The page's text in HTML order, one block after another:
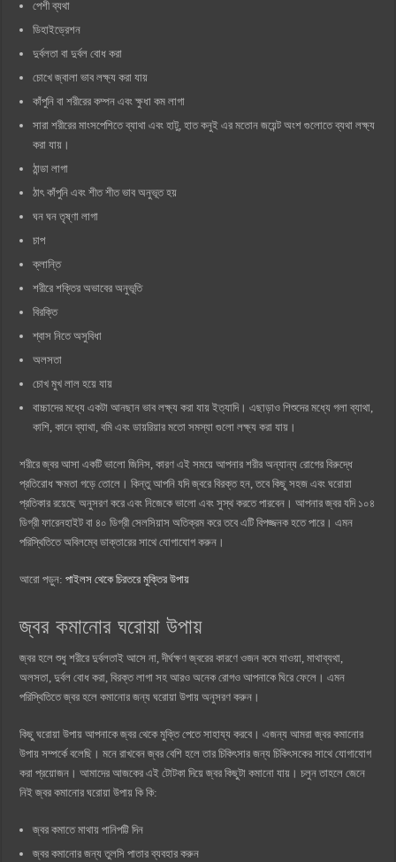
পেশী ব্যথা
ডিহাইড্রেশন
দুর্বলতা বা দুর্বল বোধ করা
চোখে জ্বালা ভাব লক্ষ্য করা যায়
কাঁপুনি বা শরীরের কম্পন এবং ক্ষুধা কম লাগা
সারা শরীরের মাংসপেশিতে ব্যাথা এবং হাটু, হাত কনুই এর মতোন জয়েন্ট অংশ গুলোতে ব্যথা লক্ষ্য
করা যায়।
ঠান্ডা লাগা
ঠাৎ কাঁপুনি এবং শীত শীত ভাব অনুভূত হয়
ঘন ঘন তৃষ্ণা লাগা
চাপ
ক্লান্তি
শরীরে শক্তির অভাবের অনুভূতি
বিরক্তি
শ্বাস নিতে অসুবিধা
অলসতা
চোখ মুখ লাল হয়ে যায়
বাচ্চাদের মধ্যে একটা আনছান ভাব লক্ষ্য করা যায় ইত্যাদি। এছাড়াও শিশুদের মধ্যে গলা ব্যাথা,
কাশি, কানে ব্যাথা, বমি এবং ডায়রিয়ার মতো সমস্যা গুলো লক্ষ্য করা যায়।
শরীরে জ্বর আসা একটি ভালো জিনিস, কারণ এই সময়ে আপনার শরীর অন্যান্য রোগের বিরুদ্ধে
প্রতিরোধ ক্ষমতা গড়ে তোলে। কিন্তু আপনি যদি জ্বরে বিরক্ত হন, তবে কিছু সহজ এবং ঘরোয়া
প্রতিকার রয়েছে অনুসরণ করে এবং নিজেকে ভালো এবং সুস্থ করতে পারবেন। আপনার জ্বর যদি ১০৪
ডিগ্রী ফারেনহাইট বা ৪০ ডিগ্রী সেলসিয়াস অতিক্রম করে তবে এটি বিপজ্জনক হতে পারে। এমন
পরিস্থিতিতে অবিলম্বে ডাক্তারের সাথে যোগাযোগ করুন।
আরো পড়ুন:পাইলস থেকে চিরতরে মুক্তির উপায়
জ্বর কমানোর ঘরোয়া উপায়
জ্বর হলে শুধু শরীরে দুর্বলতাই আসে না, দীর্ঘক্ষণ জ্বরের কারণে ওজন কমে যাওয়া, মাথাব্যথা,
অলসতা, দুর্বল বোধ করা, বিরক্ত লাগা সহ আরও অনেক রোগও আপনাকে ঘিরে ফেলে। এমন
পরিস্থিতিতে জ্বর হলে কমানোর জন্য ঘরোয়া উপায় অনুসরণ করুন।
কিছু ঘরোয়া উপায় আপনাকে জ্বর থেকে মুক্তি পেতে সাহায্য করবে। এজন্য আমরা জ্বর কমানোর
উপায় সম্পর্কে বলেছি। মনে রাখবেন জ্বর বেশি হলে তার চিকিৎসার জন্য চিকিৎসকের সাথে যোগাযোগ
করা প্রয়োজন। আমাদের আজকের এই টোটকা দিয়ে জ্বর কিছুটা কমানো যায়। চলুন তাহলে জেনে
নিই জ্বর কমানোর ঘরোয়া উপায় কি কি:
জ্বর কমাতে মাথায় পানিপট্টি দিন
জ্বর কমানোর জন্য তুলসি পাতার ব্যবহার করুন